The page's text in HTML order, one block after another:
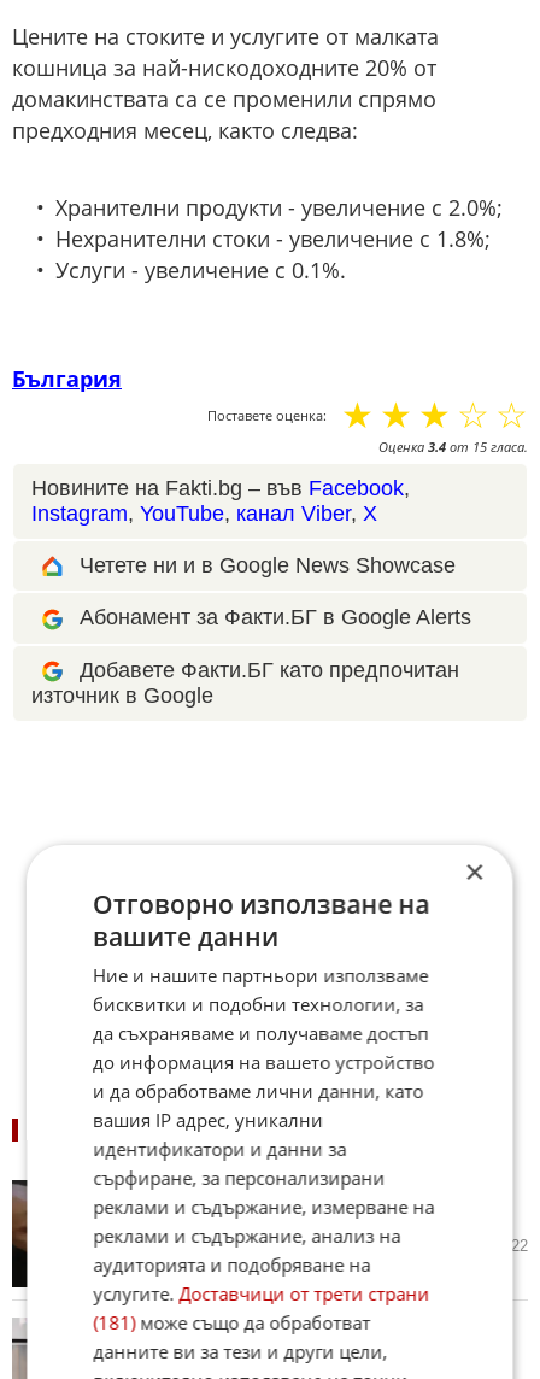
Цените на стоките и услугите от малката
кошница за най-нискодоходните 20% от
домакинствата са се променили спрямо
предходния месец, както следва:
Хранителни продукти - увеличение с 2.0%;
Нехранителни стоки - увеличение с 1.8%;
Услуги - увеличение с 0.1%.
България
Поставете оценка: ☆
☆
☆
☆
☆
Оценка 3.4 от 15 гласа.
Новините на Fakti.bg – във Facebook,
Instagram, YouTube, канал Viber, X
Четете ни и в Google News Showcase
Абонамент за Факти.БГ в Google Alerts
Добавете Факти.БГ като предпочитан
източник в Google
ПОДОБНИ НОВИНИ
ЕЦТП предлага мерки срещу
туризма за шофьорски книжки
07.08.2026 1 922
Вицепремиерът Александър
Пулев пред СТИВ: Трябва да
подкрепяме българския бизнес
×
Отговорно използване на
вашите данни
Ние и нашите партньори използваме
бисквитки и подобни технологии, за
да съхраняваме и получаваме достъп
до информация на вашето устройство
и да обработваме лични данни, като
вашия IP адрес, уникални
идентификатори и данни за
сърфиране, за персонализирани
реклами и съдържание, измерване на
реклами и съдържание, анализ на
аудиторията и подобряване на
услугите.Доставчици от трети страни
(181)може също да обработват
данните ви за тези и други цели,